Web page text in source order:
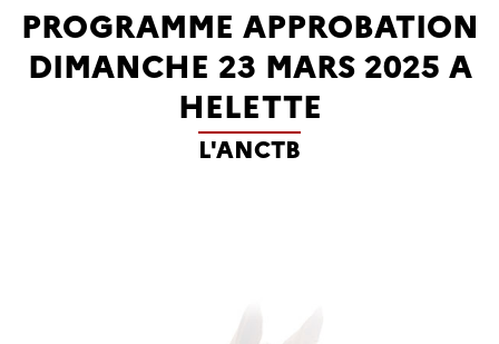
PROGRAMME APPROBATION
DIMANCHE 23 MARS 2025 A
HELETTE
L'ANCTB